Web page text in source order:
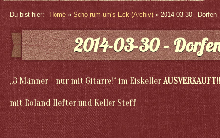
Du bist hier: Home » Scho rum um's Eck (Archiv) » 2014-03-30 - Dorfen
2014-03-30 –
„3 Männer – nur mit Gitarre!“ im Eiskeller
mit Roland Hefter und Keller Steff